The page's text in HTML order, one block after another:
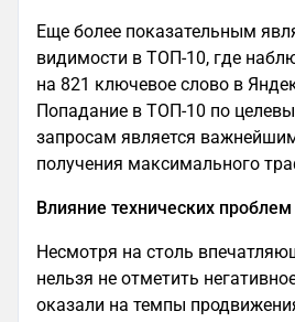
Еще более показательным
видимости в ТОП-10, где
на 821 ключевое слово в
Попадание в ТОП-10 по
запросам является
получения максимального
Влияние технических проблем
Несмотря на столь
нельзя не отметить
оказали на темпы